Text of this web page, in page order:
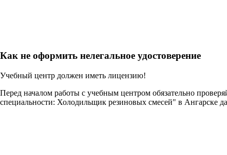
Как не оформить нелегальное удостоверение
Учебный центр должен иметь лицензию!
Перед началом работы с учебным центром обязательно
специальности: Холодильщик резиновых смесей" в Ангарске